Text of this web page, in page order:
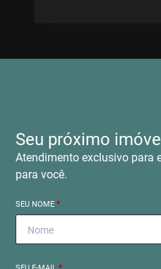
Seu próximo
Atendimento exclusivo para
para você.
SEU NOME*